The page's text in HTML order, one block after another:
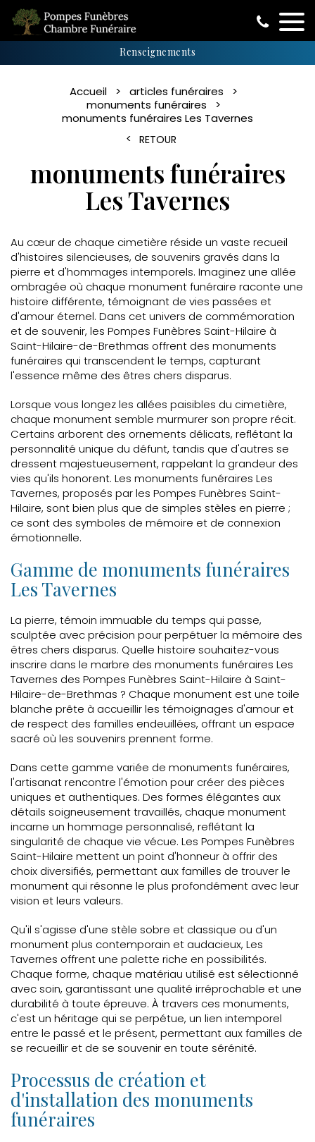
Renseignements
Accueil
articles funéraires
monuments funéraires
monuments funéraires Les Tavernes
RETOUR
monuments funéraires
Les Tavernes
Au cœur de chaque cimetière réside un vaste recueil
d'histoires silencieuses, de souvenirs gravés dans la
pierre et d'hommages intemporels. Imaginez une allée
ombragée où chaque monument funéraire raconte une
histoire différente, témoignant de vies passées et
d'amour éternel. Dans cet univers de commémoration
et de souvenir, les Pompes Funèbres Saint-Hilaire à
Saint-Hilaire-de-Brethmas offrent des monuments
funéraires qui transcendent le temps, capturant
l'essence même des êtres chers disparus.
Lorsque vous longez les allées paisibles du cimetière,
chaque monument semble murmurer son propre récit.
Certains arborent des ornements délicats, reflétant la
personnalité unique du défunt, tandis que d'autres se
dressent majestueusement, rappelant la grandeur des
vies qu'ils honorent. Les monuments funéraires Les
Tavernes, proposés par les Pompes Funèbres Saint-
Hilaire, sont bien plus que de simples stèles en pierre ;
ce sont des symboles de mémoire et de connexion
émotionnelle.
Gamme de monuments funéraires
Les Tavernes
La pierre, témoin immuable du temps qui passe,
sculptée avec précision pour perpétuer la mémoire des
êtres chers disparus. Quelle histoire souhaitez-vous
inscrire dans le marbre des monuments funéraires Les
Tavernes des Pompes Funèbres Saint-Hilaire à Saint-
Hilaire-de-Brethmas ? Chaque monument est une toile
blanche prête à accueillir les témoignages d'amour et
de respect des familles endeuillées, offrant un espace
sacré où les souvenirs prennent forme.
Dans cette gamme variée de monuments funéraires,
l'artisanat rencontre l'émotion pour créer des pièces
uniques et authentiques. Des formes élégantes aux
détails soigneusement travaillés, chaque monument
incarne un hommage personnalisé, reflétant la
singularité de chaque vie vécue. Les Pompes Funèbres
Saint-Hilaire mettent un point d'honneur à offrir des
choix diversifiés, permettant aux familles de trouver le
monument qui résonne le plus profondément avec leur
vision et leurs valeurs.
Qu'il s'agisse d'une stèle sobre et classique ou d'un
monument plus contemporain et audacieux, Les
Tavernes offrent une palette riche en possibilités.
Chaque forme, chaque matériau utilisé est sélectionné
avec soin, garantissant une qualité irréprochable et une
durabilité à toute épreuve. À travers ces monuments,
c'est un héritage qui se perpétue, un lien intemporel
entre le passé et le présent, permettant aux familles de
se recueillir et de se souvenir en toute sérénité.
Processus de création et
d'installation des monuments
funéraires